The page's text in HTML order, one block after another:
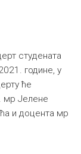
студената
године, у
ће
мр Јелене
и доцента мр